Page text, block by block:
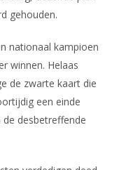
gehouden.
nationaal kampioen
winnen. Helaas
de zwarte kaart die
een einde
desbetreffende